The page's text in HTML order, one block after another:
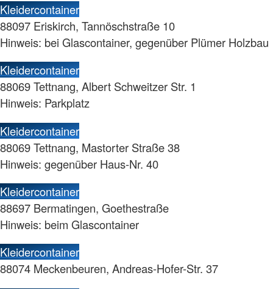
Kleidercontainer
88097 Eriskirch, Tannöschstraße 10
Hinweis: bei Glascontainer, gegenüber Plümer Holzbau
Kleidercontainer
88069 Tettnang, Albert Schweitzer Str. 1
Hinweis: Parkplatz
Kleidercontainer
88069 Tettnang, Mastorter Straße 38
Hinweis: gegenüber Haus-Nr. 40
Kleidercontainer
88697 Bermatingen, Goethestraße
Hinweis: beim Glascontainer
Kleidercontainer
88074 Meckenbeuren, Andreas-Hofer-Str. 37